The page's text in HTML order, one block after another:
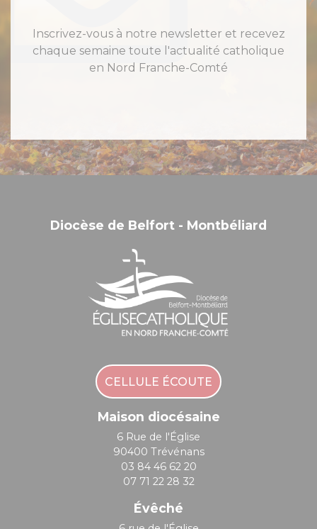
Inscrivez-vous à notre newsletter et recevez
chaque semaine toute l'actualité catholique
en Nord Franche-Comté
Diocèse de Belfort - Montbéliard
CELLULE ÉCOUTE
Maison diocésaine
6 Rue de l'Église
90400 Trévénans
03 84 46 62 20
07 71 22 28 32
Évêché